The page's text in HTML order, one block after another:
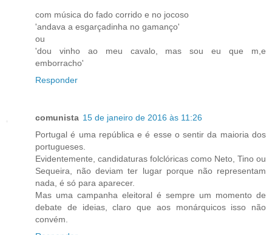
com música do fado corrido e no jocoso
'andava a esgarçadinha no gamanço'
ou
'dou vinho ao meu cavalo, mas sou eu que m,e
emborracho'
Responder
comunista 15 de janeiro de 2016 às 11:26
Portugal é uma república e é esse o sentir da maioria dos
portugueses.
Evidentemente, candidaturas folclóricas como Neto, Tino ou
Sequeira, não deviam ter lugar porque não representam
nada, é só para aparecer.
Mas uma campanha eleitoral é sempre um momento de
debate de ideias, claro que aos monárquicos isso não
convém.